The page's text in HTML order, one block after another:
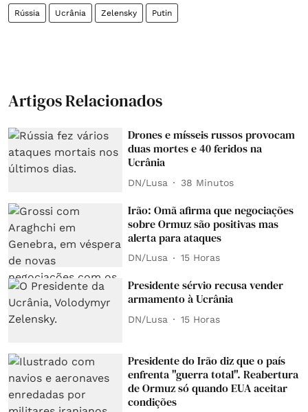
Rússia Ucrânia Zelensky Putin
Artigos Relacionados
Drones e mísseis russos provocam
duas mortes e 40 feridos na
Ucrânia
DN/Lusa 38 Minutos
Irão: Omã afirma que negociações
sobre Ormuz são positivas mas
alerta para ataques
DN/Lusa 15 Horas
Presidente sérvio recusa vender
armamento à Ucrânia
DN/Lusa 15 Horas
Presidente do Irão diz que o país
enfrenta "guerra total". Reabertura
de Ormuz só quando EUA aceitar
condições